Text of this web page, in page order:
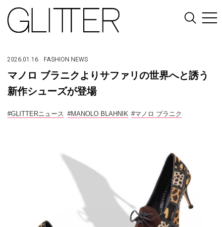
2026.01.16 FASHION NEWS
マノロ ブラニクよりサファリの世界へと誘う
新作シューズが登場
#GLITTERニュース #MANOLO BLAHNIK #マノロ ブラニク